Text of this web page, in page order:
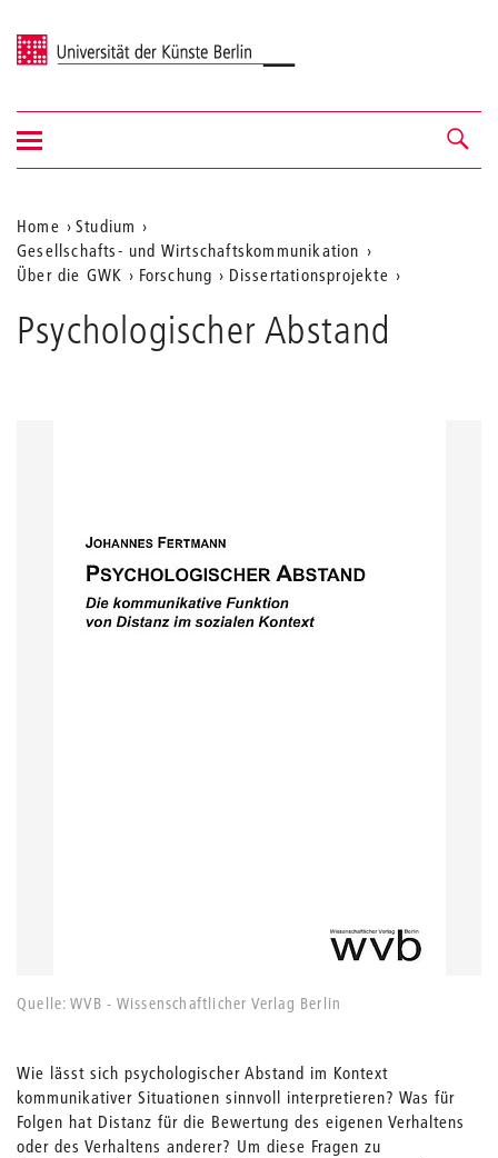
Universität der Künste Berlin
Navigation &
Suche
Navigation
ein-/ausblenden
Aktuelle
Position
der
Home
Studium
Gesellschafts- und Wirtschaftskommunikation
Über die GWK
Forschung Dissertationsprojekte
Psychologischer Abstand
Quelle: WVB - Wissenschaftlicher Verlag Berlin
Wie lässt sich psychologischer Abstand im Kontext
kommunikativer Situationen sinnvoll interpretieren? Was für
Folgen hat Distanz für die Bewertung des eigenen Verhaltens
oder des Verhaltens anderer? Um diese Fragen zu